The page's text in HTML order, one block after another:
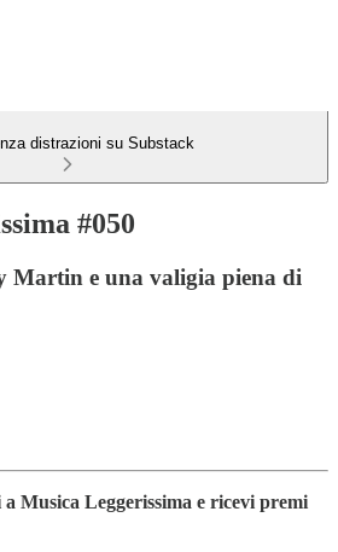
distrazioni su Substack
#050
Martin e una valigia piena di
Musica Leggerissima e ricevi premi